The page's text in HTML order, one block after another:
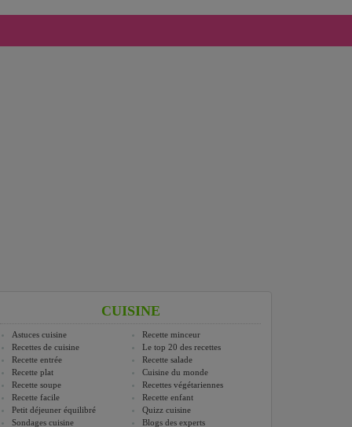
CUISINE
Astuces cuisine
Recette minceur
Recettes de cuisine
Le top 20 des recettes
Recette entrée
Recette salade
Recette plat
Cuisine du monde
Recette soupe
Recettes végétariennes
Recette facile
Recette enfant
Petit déjeuner équilibré
Quizz cuisine
Sondages cuisine
Blogs des experts